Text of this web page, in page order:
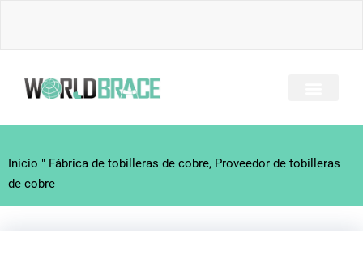
Inicio " Fábrica de tobilleras de cobre, Proveedor de tobilleras
de cobre